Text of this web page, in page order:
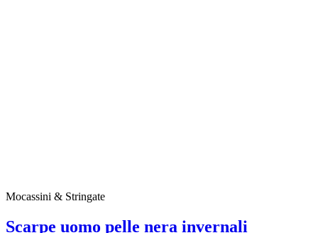
Mocassini & Stringate
Scarpe uomo pelle nera invernali